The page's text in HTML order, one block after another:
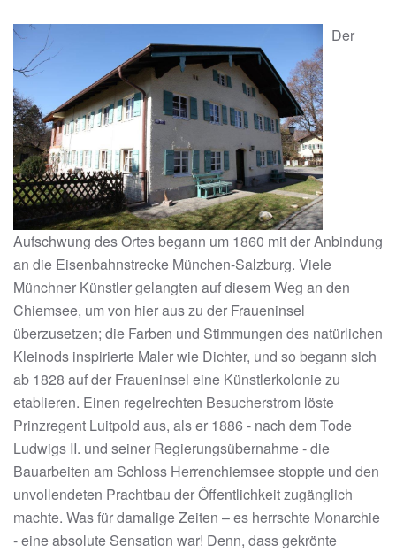
Der
Aufschwung des Ortes begann um 1860 mit der Anbindung
an die Eisenbahnstrecke München-Salzburg. Viele
Münchner Künstler gelangten auf diesem Weg an den
Chiemsee, um von hier aus zu der Fraueninsel
überzusetzen; die Farben und Stimmungen des natürlichen
Kleinods inspirierte Maler wie Dichter, und so begann sich
ab 1828 auf der Fraueninsel eine Künstlerkolonie zu
etablieren. Einen regelrechten Besucherstrom löste
Prinzregent Luitpold aus, als er 1886 - nach dem Tode
Ludwigs II. und seiner Regierungsübernahme - die
Bauarbeiten am Schloss Herrenchiemsee stoppte und den
unvollendeten Prachtbau der Öffentlichkeit zugänglich
machte. Was für damalige Zeiten – es herrschte Monarchie
- eine absolute Sensation war! Denn, dass gekrönte